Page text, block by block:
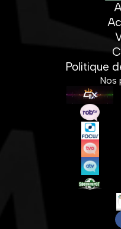
Politique
Nos